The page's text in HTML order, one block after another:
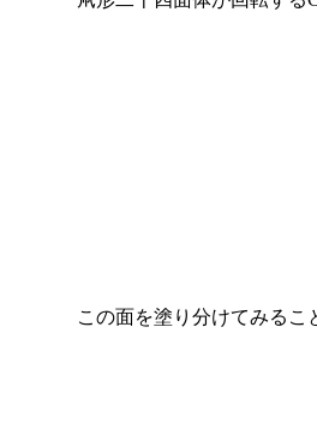
この面を塗り分けてみるこ